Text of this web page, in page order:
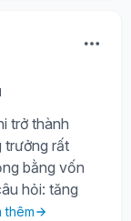
trở thành
trưởng rất
bằng vốn
hỏi: tăng
thêm